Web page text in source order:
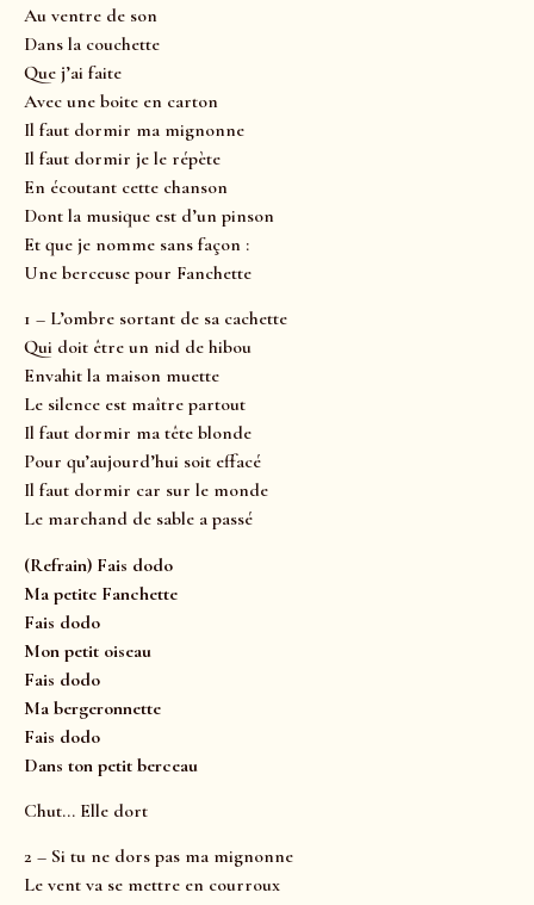
Au ventre de son
Dans la couchette
Que j’ai faite
Avec une boite en carton
Il faut dormir ma mignonne
Il faut dormir je le répète
En écoutant cette chanson
Dont la musique est d’un pinson
Et que je nomme sans façon :
Une berceuse pour Fanchette
1 – L’ombre sortant de sa cachette
Qui doit être un nid de hibou
Envahit la maison muette
Le silence est maître partout
Il faut dormir ma tête blonde
Pour qu’aujourd’hui soit effacé
Il faut dormir car sur le monde
Le marchand de sable a passé
(Refrain) Fais dodo
Ma petite Fanchette
Fais dodo
Mon petit oiseau
Fais dodo
Ma bergeronnette
Fais dodo
Dans ton petit berceau
Chut… Elle dort
2 – Si tu ne dors pas ma mignonne
Le vent va se mettre en courroux